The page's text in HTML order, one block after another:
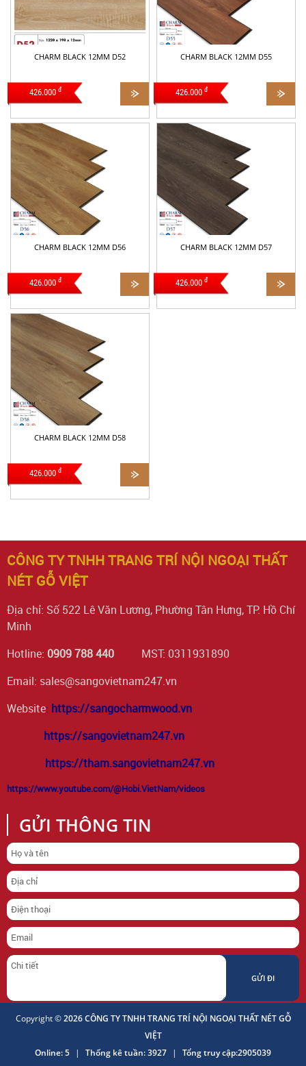
CHARM BLACK 12MM D52
426.000 đ
CHARM BLACK 12MM D55
426.000 đ
CHARM BLACK 12MM D56
426.000 đ
CHARM BLACK 12MM D57
426.000 đ
CHARM BLACK 12MM D58
426.000 đ
CÔNG TY TNHH TRANG TRÍ NỘI NGOẠI THẤT
NÉT GỖ VIỆT
Địa chỉ: Số 522 Lê Văn Lương, Phường Tân Hưng, TP. Hồ Chí
Minh
Hotline: 0909 788 440 MST: 0311931890
Email: sales@sangovietnam247.vn
Website: https://sangocharmwood.vn
https://sangovietnam247.vn
https://tham.sangovietnam247.vn
https://www.youtube.com/@Hobi.VietNam/videos
GỬI THÔNG TIN
Copyright ©2026 CÔNG TY TNHH TRANG TRÍ NỘI NGOẠI THẤT NÉT GỖ
VIỆT
Online: 5 | Thống kê tuần: 3927 | Tổng truy cập:2905039